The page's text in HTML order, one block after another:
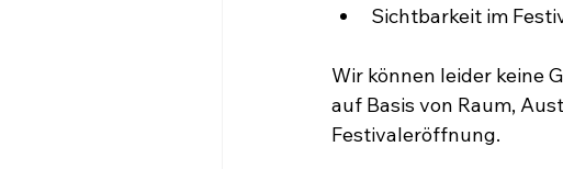
Sichtbarkeit im
Wir können leider keine
auf Basis von Raum,
Festivaleröffnung.